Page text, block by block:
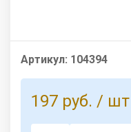
Артикул: 104394
197 руб. / шт